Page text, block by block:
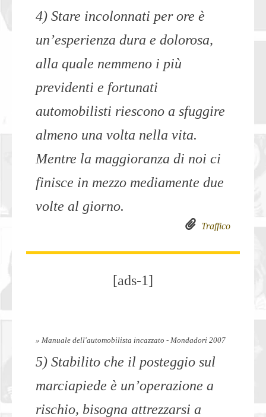
4) Stare incolonnati per ore è
un’esperienza dura e dolorosa,
alla quale nemmeno i più
previdenti e fortunati
automobilisti riescono a sfuggire
almeno una volta nella vita.
Mentre la maggioranza di noi ci
finisce in mezzo mediamente due
volte al giorno.
Traffico
[ads-1]
» Manuale dell'automobilista incazzato - Mondadori 2007
5) Stabilito che il posteggio sul
marciapiede è un’operazione a
rischio, bisogna attrezzarsi a